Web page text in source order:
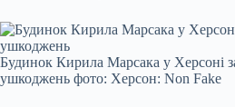
Будинок Кирила Марсака у Херсоні
ушкоджень фото: Херсон: Non Fake